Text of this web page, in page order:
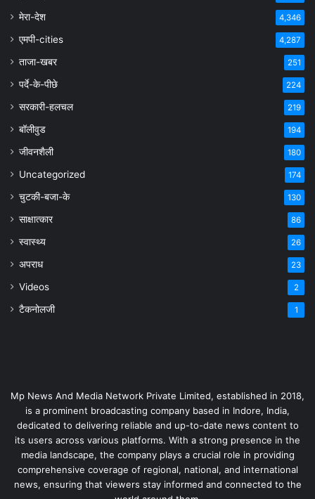
मेरा-देश 4,346
एमपी-cities 4,287
ताजा-खबर 251
पर्दे-के-पीछे 224
सरकारी-हलचल 219
बॉलीवुड 194
जीवनशैली 180
Uncategorized 174
चुटकी-बजा-के 130
साक्षात्कार 86
स्वास्थ्य 26
अपराध 23
Videos 2
टैकनोलजी 1
Mp News And Media Network Private Limited, established in 2018,
is a prominent broadcasting company based in Indore, India,
dedicated to delivering reliable and up-to-date news content to
its users across various platforms. With a strong presence in the
media landscape, the company plays a crucial role in providing
comprehensive coverage of regional, national, and international
news, ensuring that viewers stay informed and connected to the